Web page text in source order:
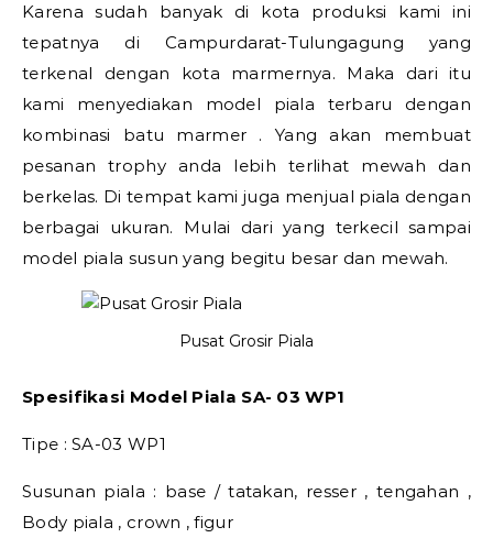
Karena sudah banyak di kota produksi kami ini
tepatnya di Campurdarat-Tulungagung yang
terkenal dengan kota marmernya. Maka dari itu
kami menyediakan model piala terbaru dengan
kombinasi batu marmer . Yang akan membuat
pesanan trophy anda lebih terlihat mewah dan
berkelas. Di tempat kami juga menjual piala dengan
berbagai ukuran. Mulai dari yang terkecil sampai
model piala susun yang begitu besar dan mewah.
Pusat Grosir Piala
Spesifikasi Model Piala SA- 03 WP1
Tipe : SA-03 WP1
Susunan piala : base / tatakan, resser , tengahan ,
Body piala , crown , figur